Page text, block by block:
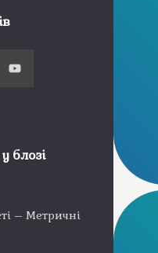
блозі
– Метричні